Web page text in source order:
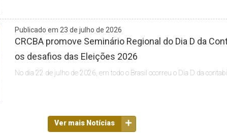
Publicado em 23 de julho de 2026
CRCBA promove Seminário Regional do Dia D da
os desafios das Eleições 2026
No dia 22 de julho de 2026, em todo o Brasil ocorreu o Dia D da
Ver mais Notícias